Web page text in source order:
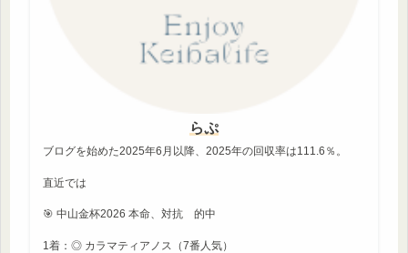
らぷ
ブログを始めた2025年6月以降、2025年の回収率は111.6％。
直近では
🎯 中山金杯2026 本命、対抗 的中
1着：◎ カラマティアノス（7番人気）